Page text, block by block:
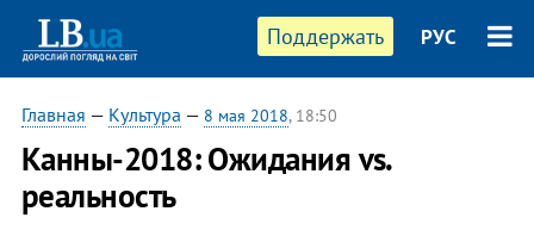
Поддержать РУС
Главная — Культура — 8 мая 2018, 18:50
​Канны-2018: Ожидания vs.
реальность